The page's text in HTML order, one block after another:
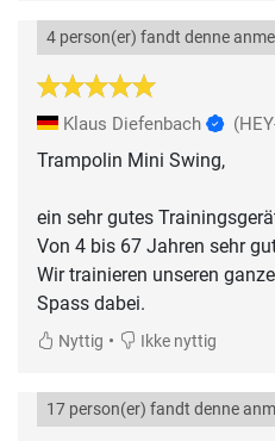
4 person(er) fandt denne
Klaus Diefenbach
Trampolin Mini Swing,
ein sehr gutes
Von 4 bis 67 Jahren sehr
Wir trainieren unseren
Spass dabei.
Nyttig • Ikke nyttig
17 person(er) fandt denne